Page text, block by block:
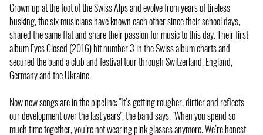
Grown up at the foot of the Swiss Alps and evolve from years of tireless
busking, the six musicians have known each other since their school days,
shared the same flat and share their passion for music to this day. Their first
album Eyes Closed (2016) hit number 3 in the Swiss album charts and
secured the band a club and festival tour through Switzerland, England,
Germany and the Ukraine.
Now new songs are in the pipeline: "It’s getting rougher, dirtier and reflects
our development over the last years", the band says. "When you spend so
much time together, you’re not wearing pink glasses anymore. We’re honest